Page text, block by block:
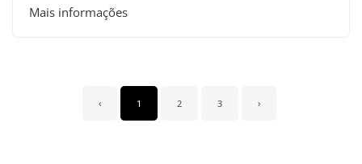
Mais informações
‹ 1 2 3 ›